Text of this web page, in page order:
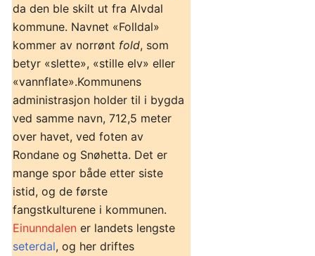
da den ble skilt ut fra Alvdal
kommune. Navnet «Folldal»
kommer av norrønt fold, som
betyr «slette», «stille elv» eller
«vannflate».Kommunens
administrasjon holder til i bygda
ved samme navn, 712,5 meter
over havet, ved foten av
Rondane og Snøhetta. Det er
mange spor både etter siste
istid, og de første
fangstkulturene i kommunen.
Einunndalen er landets lengste
seterdal, og her driftes